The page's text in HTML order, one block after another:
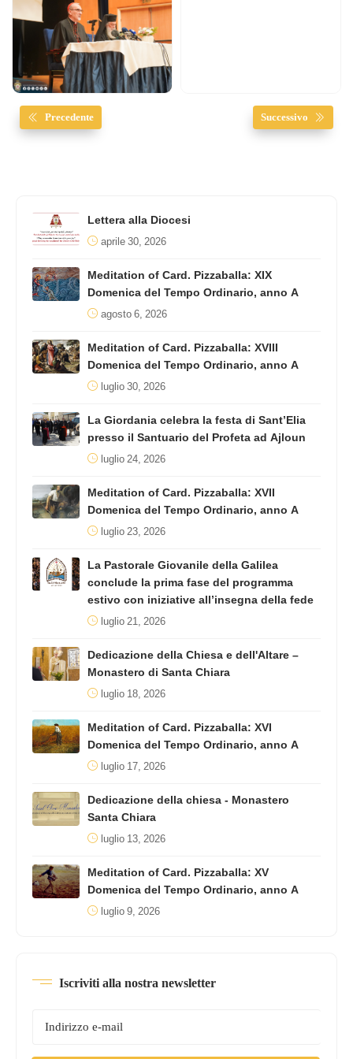
Precedente Successivo
Lettera alla Diocesi
aprile 30, 2026
Meditation of Card. Pizzaballa: XIX
Domenica del Tempo Ordinario, anno A
agosto 6, 2026
Meditation of Card. Pizzaballa: XVIII
Domenica del Tempo Ordinario, anno A
luglio 30, 2026
La Giordania celebra la festa di Sant’Elia
presso il Santuario del Profeta ad Ajloun
luglio 24, 2026
Meditation of Card. Pizzaballa: XVII
Domenica del Tempo Ordinario, anno A
luglio 23, 2026
La Pastorale Giovanile della Galilea
conclude la prima fase del programma
estivo con iniziative all’insegna della fede
luglio 21, 2026
Dedicazione della Chiesa e dell'Altare –
Monastero di Santa Chiara
luglio 18, 2026
Meditation of Card. Pizzaballa: XVI
Domenica del Tempo Ordinario, anno A
luglio 17, 2026
Dedicazione della chiesa - Monastero
Santa Chiara
luglio 13, 2026
Meditation of Card. Pizzaballa: XV
Domenica del Tempo Ordinario, anno A
luglio 9, 2026
Iscriviti alla nostra newsletter